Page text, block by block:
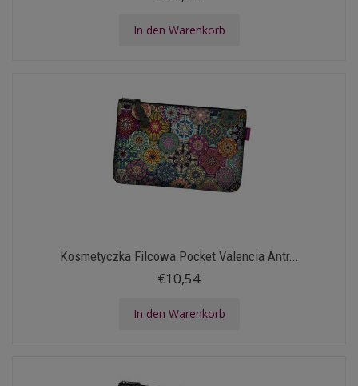
In den Warenkorb
Kosmetyczka Filcowa Pocket Valencia Antr...
€10,54
In den Warenkorb